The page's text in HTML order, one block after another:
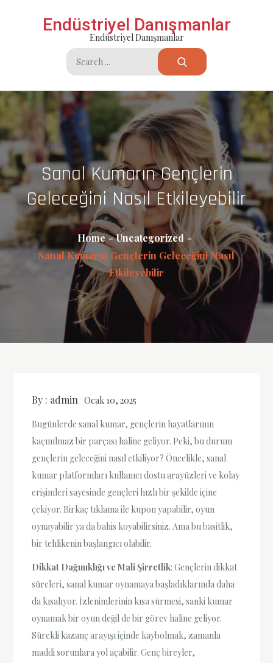
Endüstriyel Danışmanlar
Endüstriyel Danışmanlar
Search
for:
Sanal Kumarın Gençlerin
Geleceğini Nasıl Etkileyebilir
Home
Uncategorized
Sanal Kumarın Gençlerin Geleceğini Nasıl
Etkileyebilir
By : admin Ocak 10, 2025
Bugünlerde sanal kumar, gençlerin hayatlarının
kaçınılmaz bir parçası haline geliyor. Peki, bu durum
gençlerin geleceğini nasıl etkiliyor? Öncelikle, sanal
kumar platformları kullanıcı dostu arayüzleri ve kolay
erişimleri sayesinde gençleri hızlı bir şekilde içine
çekiyor. Birkaç tıklama ile kupon yapabilir, oyun
oynayabilir ya da bahis koyabilirsiniz. Ama bu basitlik,
bir tehlikenin başlangıcı olabilir.
Dikkat Dağınıklığı ve Mali Şirretlik: Gençlerin dikkat
süreleri, sanal kumar oynamaya başladıklarında daha
da kısalıyor. İzlenimlerinin kısa sürmesi, sanki kumar
oynamak bir oyun değil de bir görev haline geliyor.
Sürekli kazanç arayışı içinde kaybolmak, zamanla
maddi sorunlara yol açabilir. Genç bireyler,